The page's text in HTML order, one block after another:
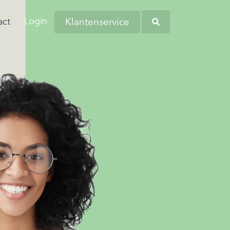
Dit komt
de woonlasten in
hoog zijn…
kampen met
persoonlijke financiële
zorgen?
en andere
omtrent
regio's. Kom bij ons
en wellicht word jij onze
collega!
Login Klantenservice